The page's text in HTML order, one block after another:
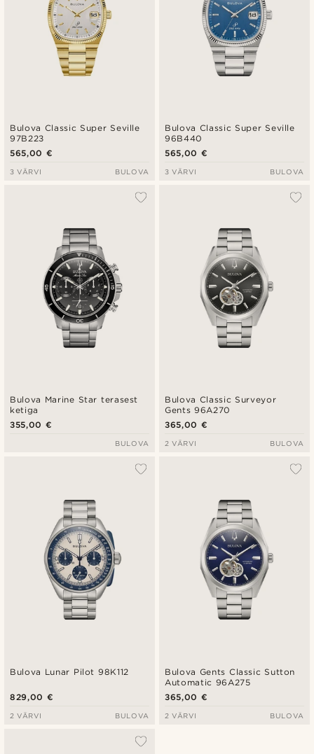
Bulova Classic Super Seville
97B223
565,00 €
3 VÄRVI BULOVA
Bulova Classic Super Seville
96B440
565,00 €
3 VÄRVI BULOVA
Bulova Marine Star terasest
ketiga
355,00 €
BULOVA
Bulova Classic Surveyor
Gents 96A270
365,00 €
2 VÄRVI BULOVA
Bulova Lunar Pilot 98K112
829,00 €
2 VÄRVI BULOVA
Bulova Gents Classic Sutton
Automatic 96A275
365,00 €
2 VÄRVI BULOVA